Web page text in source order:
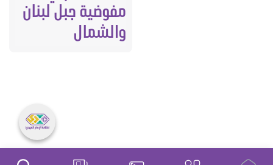
مفوضية جبل لبنان
والشمال